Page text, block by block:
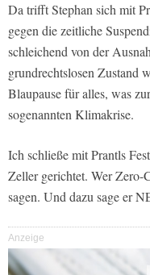
Da trifft Stephan sich mit
gegen die zeitliche
schleichend von der
grundrechtslosen Zustand
Blaupause für alles, was
sogenannten Klimakrise.
Ich schließe mit Prantls
Zeller gerichtet. Wer Zero-
sagen. Und dazu sage er
Anzeige